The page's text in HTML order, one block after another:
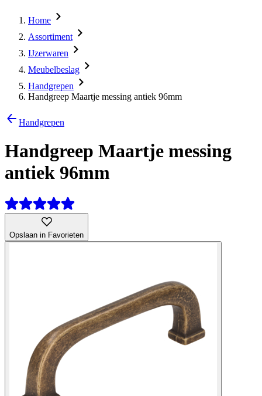
Home
Assortiment
IJzerwaren
Meubelbeslag
Handgrepen
Handgreep Maartje messing antiek 96mm
Handgrepen
Handgreep Maartje messing
antiek 96mm
Opslaan in Favorieten